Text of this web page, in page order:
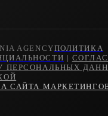
AGENCYПОЛИТИКА
|
ПЕРСОНАЛЬНЫХ
САЙТА